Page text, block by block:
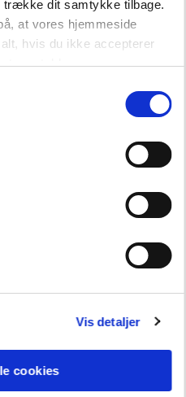
trække dit samtykke tilbage.
at vores hjemmeside
hvis du ikke accepterer
samtykke.
Vis detaljer
cookies